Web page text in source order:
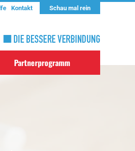
Schau mal rein
Kontakt
Partnerprogramm